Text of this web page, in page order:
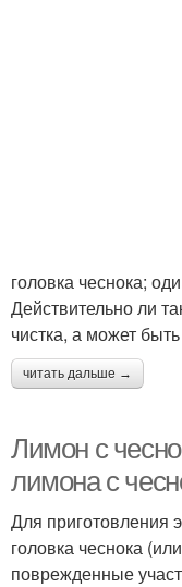
головка чеснока;
Действительно ли
чистка, а может
читать дальше →
Лимон с
лимона с
Для приготовления
головка чеснока
поврежденные